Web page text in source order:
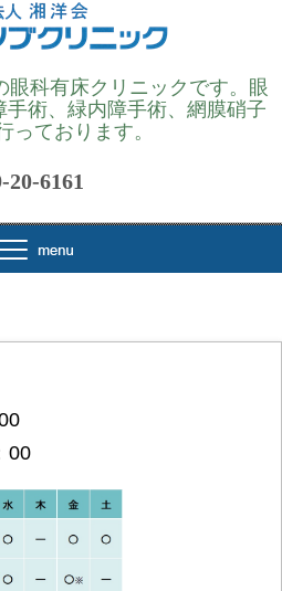
眼科有床クリニックです。眼
術、緑内障手術、網膜硝子
っております。
6161
00